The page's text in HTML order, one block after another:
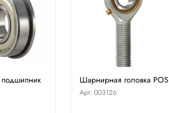
Шарнирная головка POS
Арт: 003126